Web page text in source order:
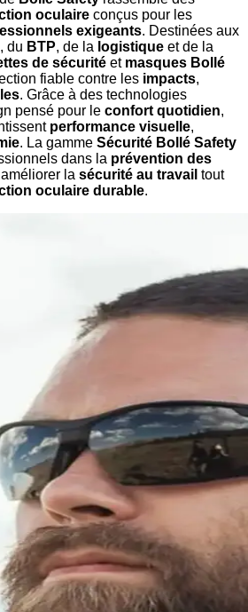
oculaire conçus pour les
exigeants. Destinées aux
, du BTP, de la logistique et de la
de sécurité et masques Bollé
fiable contre les impacts,
. Grâce à des technologies
pensé pour le confort quotidien,
performance visuelle,
. La gamme Sécurité Bollé Safety
dans la prévention des
la sécurité au travail tout
oculaire durable.